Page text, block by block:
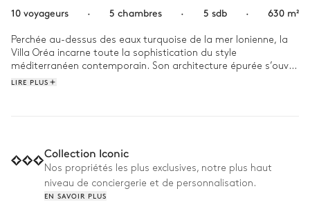
10 voyageurs
· 5 chambres · 5 sdb · 630 m²
Perchée au-dessus des eaux turquoise de la mer Ionienne, la
Villa Oréa incarne toute la sophistication du style
méditerranéen contemporain. Son architecture épurée s’ouvre
sur la mer et le ciel, baignant les espaces de lumière et offrant
d'intimité. Les journées s’organisent autour de la piscine à
débordement face à la mer, les déjeuners se partagent sous
la pergola, et les soirées se prolongent sur le rooftop face au
coucher du soleil.
LIRE PLUS
Collection Iconic
Nos propriétés les plus exclusives, notre plus haut
niveau de conciergerie et de personnalisation.
EN SAVOIR PLUS